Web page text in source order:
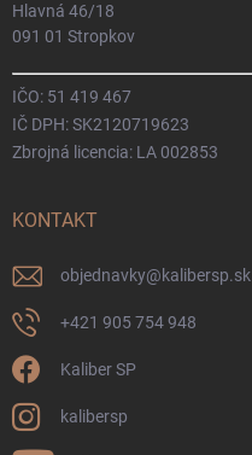
Hlavná 46/18
091 01 Stropkov
IČO: 51 419 467
IČ DPH: SK2120719623
Zbrojná licencia: LA 002853
KONTAKT
objednavky@kalibersp.sk
+421 905 754 948
Kaliber SP
kalibersp